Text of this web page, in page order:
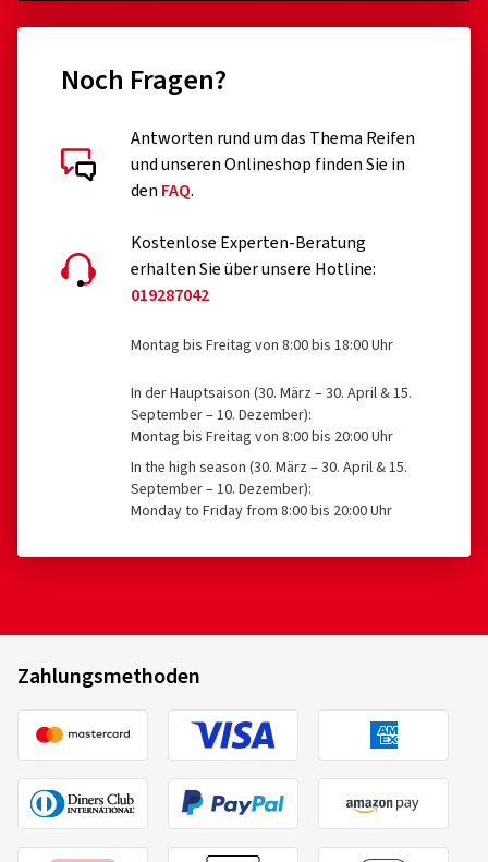
Noch Fragen?
Antworten rund um das Thema Reifen
und unseren Onlineshop finden Sie in
den FAQ.
Kostenlose Experten-Beratung
erhalten Sie über unsere Hotline:
019287042
Montag bis Freitag von 8:00 bis 18:00 Uhr
In der Hauptsaison (30. März – 30. April & 15.
September – 10. Dezember):
Montag bis Freitag von 8:00 bis 20:00 Uhr
In the high season (30. März – 30. April & 15.
September – 10. Dezember):
Monday to Friday from 8:00 bis 20:00 Uhr
Zahlungsmethoden